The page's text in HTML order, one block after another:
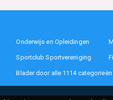
Onderwijs en Opleidingen
Sportclub Sportvereniging
Blader door alle 1114 categorieën